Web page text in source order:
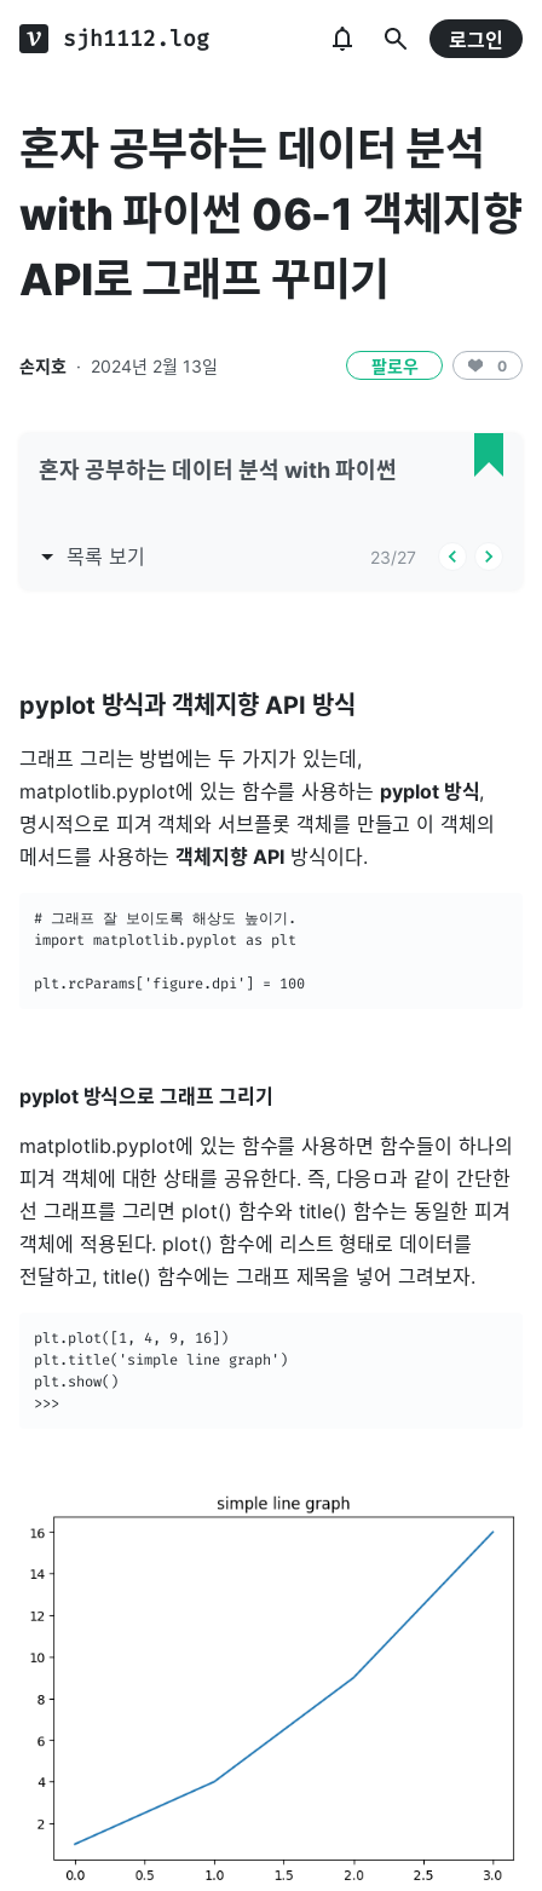
sjh1112.log 로그인
혼자 공부하는 데이터 분석
with 파이썬 06-1 객체지향
API로 그래프 꾸미기
손지호 · 2024년 2월 13일 팔로우 0
혼자 공부하는 데이터 분석 with 파이썬
목록 보기 23/27
pyplot 방식과 객체지향 API 방식
그래프 그리는 방법에는 두 가지가 있는데,
matplotlib.pyplot에 있는 함수를 사용하는 pyplot 방식,
명시적으로 피겨 객체와 서브플롯 객체를 만들고 이 객체의
메서드를 사용하는객체지향 API방식이다.
# 그래프 잘 보이도록 해상도 높이기.
import matplotlib.pyplot as plt
plt.rcParams['figure.dpi'] = 100
pyplot 방식으로 그래프 그리기
matplotlib.pyplot에 있는 함수를 사용하면 함수들이 하나의
피겨 객체에 대한 상태를 공유한다. 즉, 다응ㅁ과 같이 간단한
선 그래프를 그리면 plot() 함수와 title() 함수는 동일한 피겨
객체에 적용된다. plot() 함수에 리스트 형태로 데이터를
전달하고, title() 함수에는 그래프 제목을 넣어 그려보자.
plt.plot([1, 4, 9, 16])
plt.title('simple line graph')
plt.show()
>>>